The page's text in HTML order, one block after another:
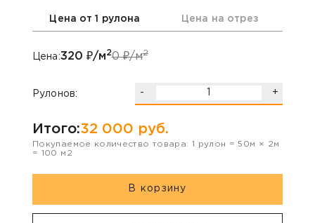
Цена от 1 рулона Цена на отрез
Цена:320 ₽/м20₽/м2
Рулонов: - +
Итого:32 000 руб.
Покупаемое количество товара: 1 рулон =50м × 2м
= 100 м2
В корзину